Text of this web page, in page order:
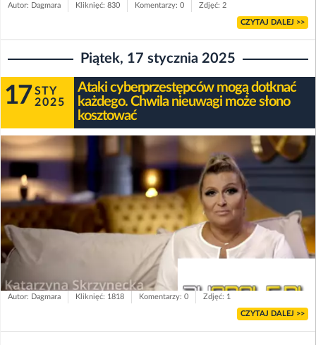
Autor: Dagmara Kliknięć: 830 Komentarzy: 0 Zdjęć: 2
CZYTAJ DALEJ >>
Piątek, 17 stycznia 2025
17 STY
2025
Ataki cyberprzestępców mogą dotknać
każdego. Chwila nieuwagi może słono
kosztować
Autor: Dagmara Kliknięć: 1818 Komentarzy: 0 Zdjęć: 1
CZYTAJ DALEJ >>